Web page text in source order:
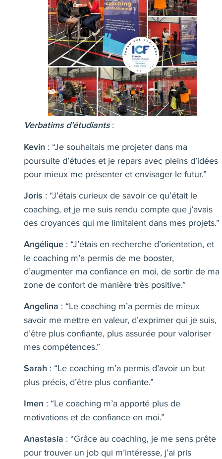
Verbatims d’étudiants:
Kevin : “Je souhaitais me projeter dans ma
poursuite d’études et je repars avec pleins d’idées
pour mieux me présenter et envisager le futur.”
Joris : “J’étais curieux de savoir ce qu’était le
coaching, et je me suis rendu compte que j’avais
des croyances qui me limitaient dans mes projets.”
Angélique : “J’étais en recherche d’orientation, et
le coaching m’a permis de me booster,
d’augmenter ma confiance en moi, de sortir de ma
zone de confort de manière très positive.”
Angelina : “Le coaching m’a permis de mieux
savoir me mettre en valeur, d’exprimer qui je suis,
d’être plus confiante, plus assurée pour valoriser
mes compétences.”
Sarah : “Le coaching m’a permis d’avoir un but
plus précis, d’être plus confiante.”
Imen : “Le coaching m’a apporté plus de
motivations et de confiance en moi.”
Anastasia : “Grâce au coaching, je me sens prête
pour trouver un job qui m’intéresse, j’ai pris